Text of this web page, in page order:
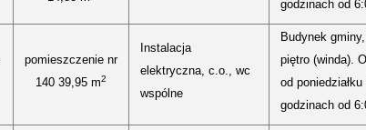
godzinach od
pomieszczenie nr
140 39,95 m2
Instalacja
elektryczna, c.o., wc
wspólne
Budynek
piętro (winda).
od
godzinach od